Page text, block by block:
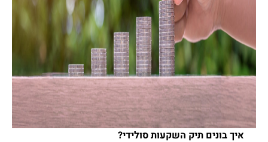
איך בונים תיק השקעות סולידי?